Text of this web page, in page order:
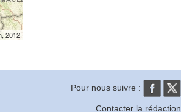
2012
Pour nous suivre :
Contacter la rédaction